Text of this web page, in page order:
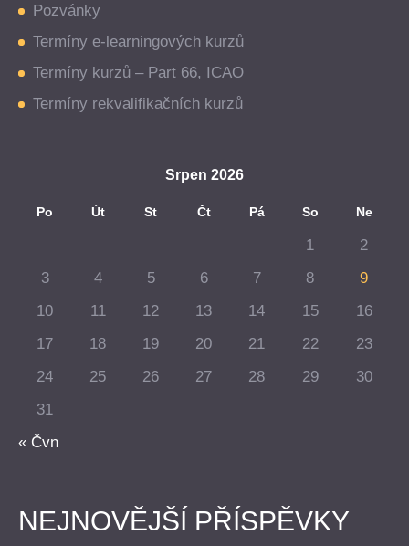
Pozvánky
Termíny e-learningových kurzů
Termíny kurzů – Part 66, ICAO
Termíny rekvalifikačních kurzů
Srpen 2026
Po Út St Čt Pá So Ne
« Čvn
1
2
3
4 5 6 7 8
9
10
11 12 13 14 15
16
17
18 19 20 21 22
23
24
25 26 27 28 29
30
31
NEJNOVĚJŠÍ PŘÍSPĚVKY